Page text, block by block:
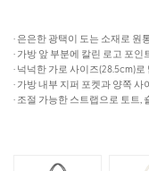
· 은은한 광택이 도는 소재로 원
· 가방 앞 부분에 칼린 로고 포인
· 넉넉한 가로 사이즈(28.5cm)
· 가방 내부 지퍼 포켓과 양쪽
· 조절 가능한 스트랩으로 토트,